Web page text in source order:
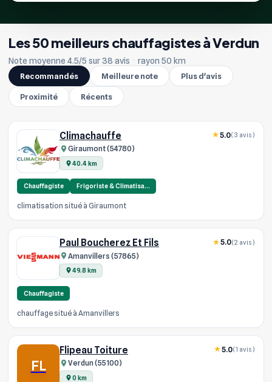
Les 50 meilleurs chauffagistes à Verdun
Note moyenne 4.5/5 sur 38 avis · rayon 50 km
Recommandés
Meilleure note Plus d'avis
Proximité Récents
Climachauffe
Giraumont (54780)
40.4 km
5.0(3 avis)
Chauffagiste Frigoriste & Climatisa…
climatisation situé à Giraumont
Paul Boucherez Et Fils
Amanvillers (57865)
49.8 km
5.0(2 avis)
Chauffagiste
chauffage situé à Amanvillers
FL
Flipeau Toiture
Verdun (55100)
0 km
5.0(1 avis)